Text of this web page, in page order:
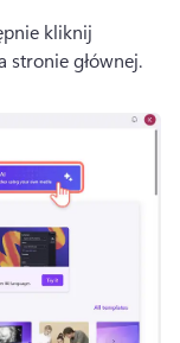
kliknij
stronie głównej.